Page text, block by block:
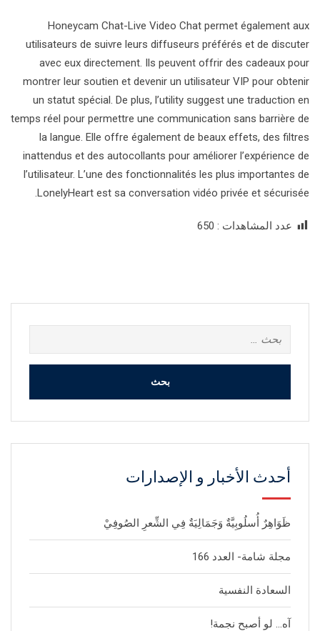
Honeycam Chat-Live Video Chat permet également aux
utilisateurs de suivre leurs diffuseurs préférés et de discuter
avec eux directement. Ils peuvent offrir des cadeaux pour
montrer leur soutien et devenir un utilisateur VIP pour obtenir
un statut spécial. De plus, l’utility suggest une traduction en
temps réel pour permettre une communication sans barrière de
la langue. Elle offre également de beaux effets, des filtres
inattendus et des autocollants pour améliorer l’expérience de
l’utilisateur. L’une des fonctionnalités les plus importantes de
LonelyHeart est sa conversation vidéo privée et sécurisée.
عدد المشاهدات : 650
عن:
أحدث الأخبار و الإصدارات
ظَوَاهِرٌ أُسلُوبِيَّةٌ وَجَمَالِيَةٌ فِي الشِّعرِ الصُوفِيْ
مجلة شامة- العدد 166
السعادة النفسية
آه… لو أصبح نجمة!